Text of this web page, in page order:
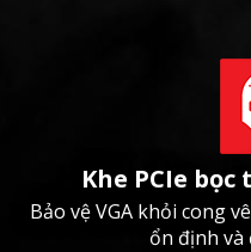
Khe PCIe
Bảo vệ VGA khỏi cong
ổn định và